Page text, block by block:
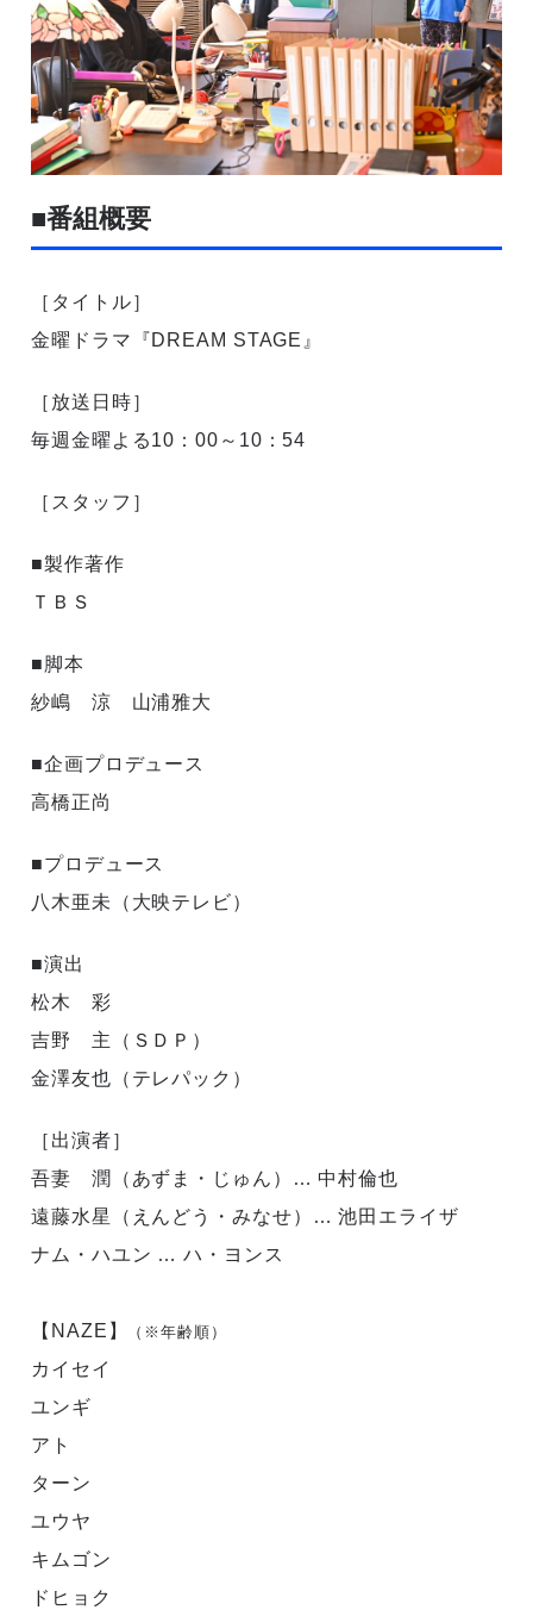
■番組概要
［タイトル］
金曜ドラマ『DREAM STAGE』
［放送日時］
毎週金曜よる10：00～10：54
［スタッフ］
■製作著作
ＴＢＳ
■脚本
紗嶋 涼 山浦雅大
■企画プロデュース
高橋正尚
■プロデュース
八木亜未（大映テレビ）
■演出
松木 彩
吉野 主（ＳＤＰ）
金澤友也（テレパック）
［出演者］
吾妻 潤（あずま・じゅん）… 中村倫也
遠藤水星（えんどう・みなせ）… 池田エライザ
ナム・ハユン … ハ・ヨンス
【NAZE】 （※年齢順）
カイセイ
ユンギ
アト
ターン
ユウヤ
キムゴン
ドヒョク